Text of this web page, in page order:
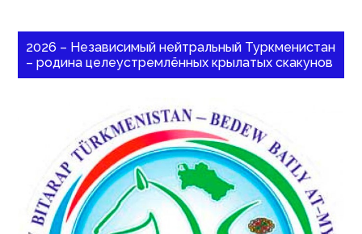
2026 – Независимый нейтральный Туркменистан
– родина целеустремлённых крылатых скакунов